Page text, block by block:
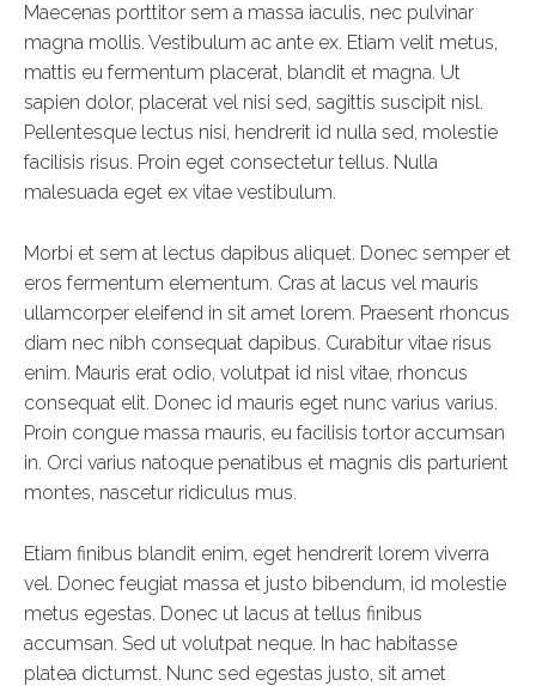
Maecenas porttitor sem a massa iaculis, nec pulvinar
magna mollis. Vestibulum ac ante ex. Etiam velit metus,
mattis eu fermentum placerat, blandit et magna. Ut
sapien dolor, placerat vel nisi sed, sagittis suscipit nisl.
Pellentesque lectus nisi, hendrerit id nulla sed, molestie
facilisis risus. Proin eget consectetur tellus. Nulla
malesuada eget ex vitae vestibulum.
Morbi et sem at lectus dapibus aliquet. Donec semper et
eros fermentum elementum. Cras at lacus vel mauris
ullamcorper eleifend in sit amet lorem. Praesent rhoncus
diam nec nibh consequat dapibus. Curabitur vitae risus
enim. Mauris erat odio, volutpat id nisl vitae, rhoncus
consequat elit. Donec id mauris eget nunc varius varius.
Proin congue massa mauris, eu facilisis tortor accumsan
in. Orci varius natoque penatibus et magnis dis parturient
montes, nascetur ridiculus mus.
Etiam finibus blandit enim, eget hendrerit lorem viverra
vel. Donec feugiat massa et justo bibendum, id molestie
metus egestas. Donec ut lacus at tellus finibus
accumsan. Sed ut volutpat neque. In hac habitasse
platea dictumst. Nunc sed egestas justo, sit amet